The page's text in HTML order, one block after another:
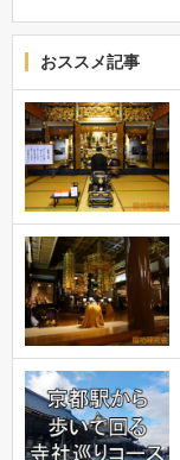
おススメ記事